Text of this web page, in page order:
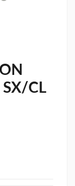
CL